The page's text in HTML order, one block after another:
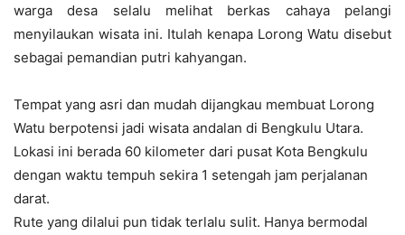
warga desa selalu melihat berkas cahaya pelangi
menyilaukan wisata ini. Itulah kenapa Lorong Watu disebut
sebagai pemandian putri kahyangan.
Tempat yang asri dan mudah dijangkau membuat Lorong
Watu berpotensi jadi wisata andalan di Bengkulu Utara.
Lokasi ini berada 60 kilometer dari pusat Kota Bengkulu
dengan waktu tempuh sekira 1 setengah jam perjalanan
darat.
Rute yang dilalui pun tidak terlalu sulit. Hanya bermodal